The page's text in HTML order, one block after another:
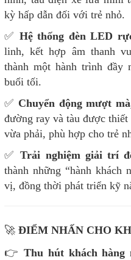
kỳ hấp dẫn đối với trẻ nhỏ.
✅ Hệ thống đèn LED
linh, kết hợp âm thanh
thành một hành trình đầy
buổi tối.
✅ Chuyển động mượt
đường ray và tàu được
vừa phải, phù hợp cho trẻ
✅Trải nghiệm giải trí
thành những “hành khách
vị, đồng thời phát triển kỹ
🚀 ĐIỂM NHẤN CHO
👉Thu hút khách hàng